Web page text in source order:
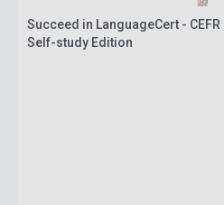
Succeed in LanguageCert - CEFR
Self-study Edition